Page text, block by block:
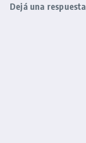
Dejá una respuesta